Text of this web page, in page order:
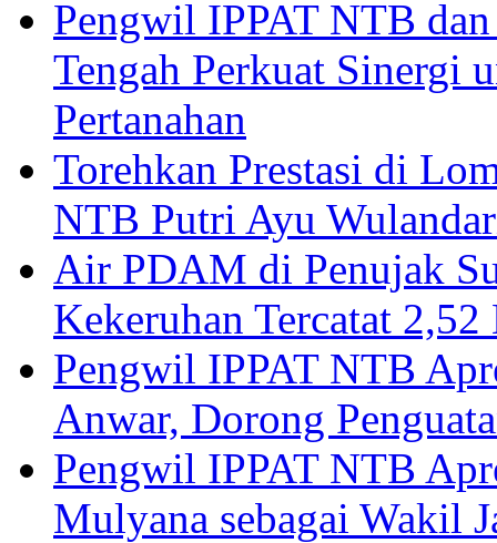
Pengwil IPPAT NTB
Tengah Perkuat Sinergi
Pertanahan
Torehkan Prestasi di
NTB Putri Ayu
Air PDAM di Penujak
Kekeruhan Tercatat
Pengwil IPPAT NTB
Anwar, Dorong
Pengwil IPPAT NTB
Mulyana sebagai Wakil